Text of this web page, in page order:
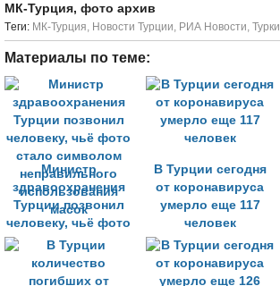
МК-Турция, фото архив
Tеги: МК-Турция, Новости Турции, РИА Новости, Турки
Материалы по теме:
Министр
здравоохранения
Турции позвонил
человеку, чьё фото
стало символом
неправильного
использования
В Турции сегодня
от коронавируса
умерло еще 117
человек